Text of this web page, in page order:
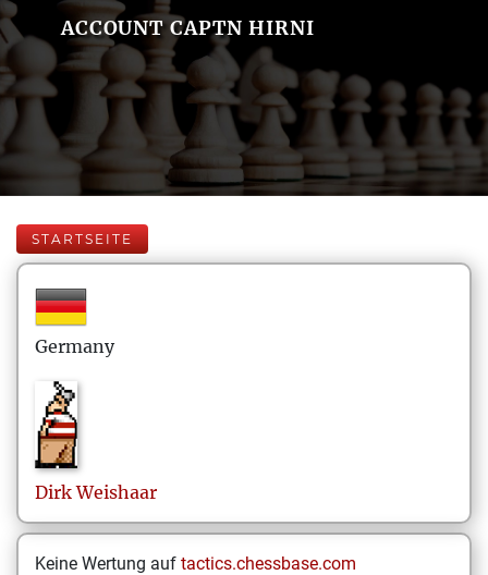
ACCOUNT CAPTN HIRNI
STARTSEITE
Germany
Dirk Weishaar
Keine Wertung auf tactics.chessbase.com